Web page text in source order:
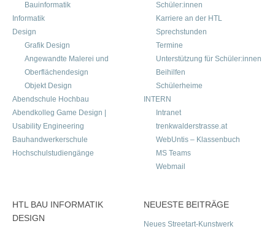
Bauinformatik
Informatik
Design
Grafik Design
Angewandte Malerei und
Oberflächendesign
Objekt Design
Abendschule Hochbau
Abendkolleg Game Design |
Usability Engineering
Bauhandwerkerschule
Hochschulstudiengänge
Schüler:innen
Karriere an der HTL
Sprechstunden
Termine
Unterstützung für Schüler:innen
Beihilfen
Schülerheime
INTERN
Intranet
trenkwalderstrasse.at
WebUntis – Klassenbuch
MS Teams
Webmail
HTL BAU INFORMATIK
DESIGN
NEUESTE BEITRÄGE
Neues Streetart-Kunstwerk